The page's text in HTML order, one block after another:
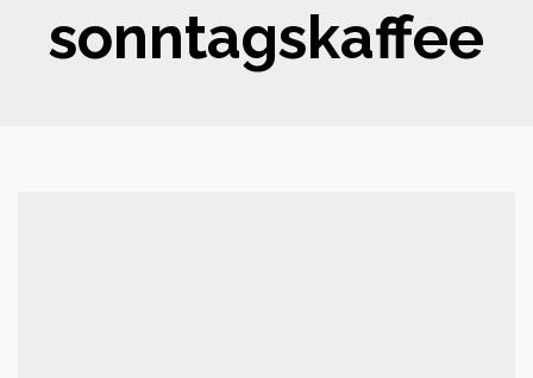
sonntagskaffee